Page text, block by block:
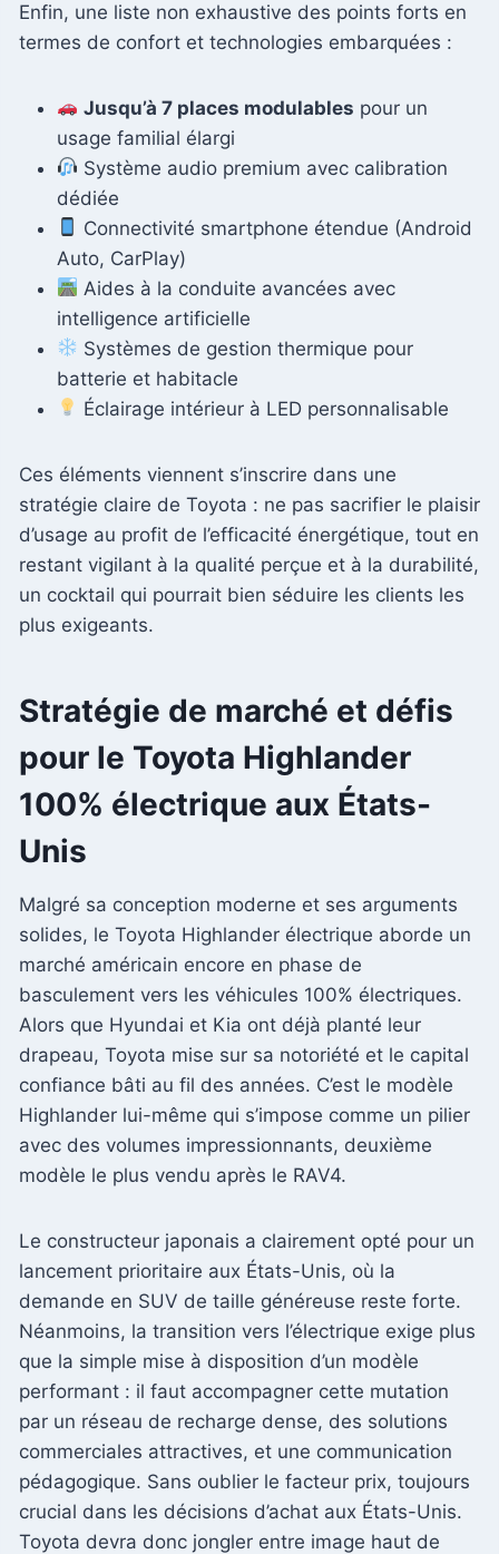
Enfin, une liste non exhaustive des points forts en
termes de confort et technologies embarquées :
Jusqu’à 7 places modulables pour un
usage familial élargi
Système audio premium avec calibration
dédiée
Connectivité smartphone étendue (Android
Auto, CarPlay)
Aides à la conduite avancées avec
intelligence artificielle
Systèmes de gestion thermique pour
batterie et habitacle
Éclairage intérieur à LED personnalisable
Ces éléments viennent s’inscrire dans une
stratégie claire de Toyota : ne pas sacrifier le plaisir
d’usage au profit de l’efficacité énergétique, tout en
restant vigilant à la qualité perçue et à la durabilité,
un cocktail qui pourrait bien séduire les clients les
plus exigeants.
Stratégie de marché et défis
pour le Toyota Highlander
100% électrique aux États-
Unis
Malgré sa conception moderne et ses arguments
solides, le Toyota Highlander électrique aborde un
marché américain encore en phase de
basculement vers les véhicules 100% électriques.
Alors que Hyundai et Kia ont déjà planté leur
drapeau, Toyota mise sur sa notoriété et le capital
confiance bâti au fil des années. C’est le modèle
Highlander lui-même qui s’impose comme un pilier
avec des volumes impressionnants, deuxième
modèle le plus vendu après le RAV4.
Le constructeur japonais a clairement opté pour un
lancement prioritaire aux États-Unis, où la
demande en SUV de taille généreuse reste forte.
Néanmoins, la transition vers l’électrique exige plus
que la simple mise à disposition d’un modèle
performant : il faut accompagner cette mutation
par un réseau de recharge dense, des solutions
commerciales attractives, et une communication
pédagogique. Sans oublier le facteur prix, toujours
crucial dans les décisions d’achat aux États-Unis.
Toyota devra donc jongler entre image haut de